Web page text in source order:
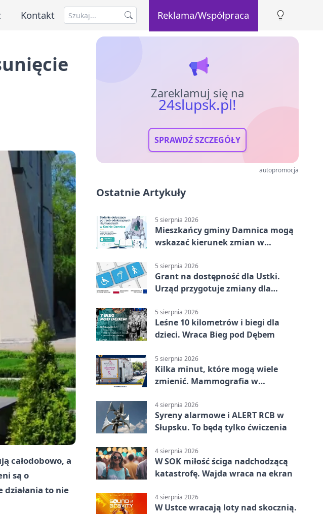
Kontakt Reklama/Współpraca
całodobowo, a
są o
działania to nie
Zareklamuj się na
24slupsk.pl!
SPRAWDŹ SZCZEGÓŁY
autopromocja
Ostatnie Artykuły
5 sierpnia 2026
Mieszkańcy gminy Damnica mogą
wskazać kierunek zmian w
5 sierpnia 2026
Grant na dostępność dla Ustki.
Urząd przygotuje zmiany dla
5 sierpnia 2026
Leśne 10 kilometrów i biegi dla
dzieci. Wraca Bieg pod Dębem
5 sierpnia 2026
Kilka minut, które mogą wiele
zmienić. Mammografia w
4 sierpnia 2026
Syreny alarmowe i ALERT RCB w
Słupsku. To będą tylko ćwiczenia
4 sierpnia 2026
W SOK miłość ściga nadchodzącą
katastrofę. Wajda wraca na ekran
4 sierpnia 2026
W Ustce wracają loty nad skocznią.